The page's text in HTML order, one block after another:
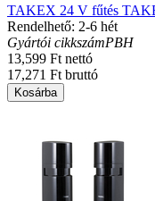
TAKEX 24 V fűtés
Rendelhető: 2-6 hét
Gyártói cikkszámPBH
13,599 Ft nettó
17,271 Ft bruttó
Kosárba